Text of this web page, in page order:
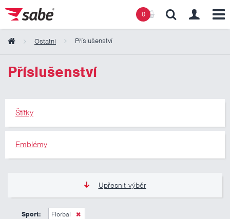
0
Ostatní Příslušenství
Příslušenství
Štítky
Emblémy
Upřesnit výběr
0 Kč
Sport: Florbal
Obsah košíku